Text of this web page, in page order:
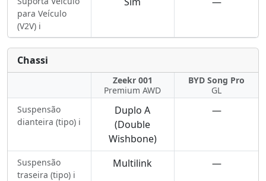
para Veículo
(V2V) ℹ️
Chassi
Zeekr 001
Premium AWD
BYD Song Pro
GL
Suspensão
dianteira (tipo) ℹ️
Duplo A
(Double
Wishbone)
—
Suspensão
traseira (tipo) ℹ️
Multilink —